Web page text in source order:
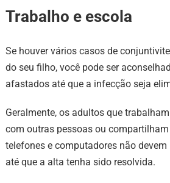
Trabalho e escola
Se houver vários casos de
do seu filho, você pode ser
afastados até que a infecção seja
Geralmente, os adultos que
com outras pessoas ou
telefones e computadores não
até que a alta tenha sido resolvida.